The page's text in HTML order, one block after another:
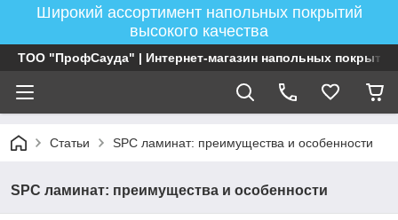
Широкий ассортимент напольных покрытий
высокого качества
ТОО "ПрофСауда" | Интернет-магазин напольных покрытий
Статьи SPC ламинат: преимущества и особенности
SPC ламинат: преимущества и особенности